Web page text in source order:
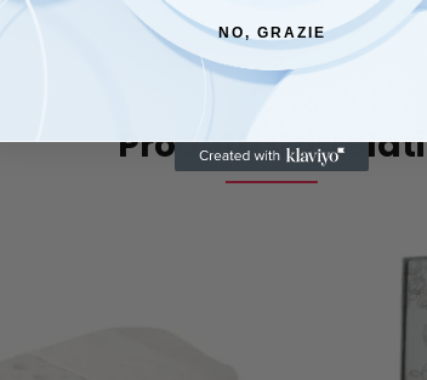
Prodotti Correlati
NO, GRAZIE